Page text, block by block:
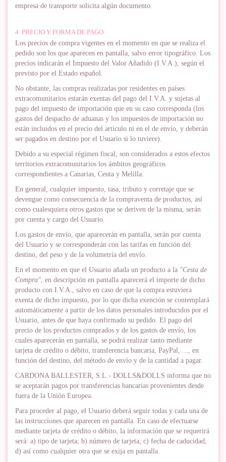
empresa de transporte solicita algún documento.
4. PRECIO Y FORMA DE PAGO.
Los precios de compra vigentes en el momento en que se realiza el
pedido son los que aparecen en pantalla, salvo error tipográfico. Los
precios indicarán el Impuesto del Valor Añadido (I.V.A.), según el
previsto por el Estado español.
No obstante, las compras realizadas por residentes en países
extracomunitarios estarán exentas del pago del I.V.A. y sujetas al
pago del impuesto de importación que en su caso corresponda (los
gastos del despacho de aduanas y los impuestos de importación no
están incluidos en el precio del artículo ni en el de envío, y deberán
ser pagados en destino por el Usuario si lo tuviere).
Debido a su especial régimen fiscal, son considerados a estos efectos
territorios extracomunitarios los ámbitos geográficos
correspondientes a Canarias, Ceuta y Melilla.
En general, cualquier impuesto, tasa, tributo y corretaje que se
devengue como consecuencia de la compraventa de productos, así
como cualesquiera otros gastos que se deriven de la misma, serán
por cuenta y cargo del Usuario.
Los gastos de envío, que aparecerán en pantalla, serán por cuenta
del Usuario y se corresponderán con las tarifas en función del
destino, del peso y de la volumetría del envío.
En el momento en que el Usuario añada un producto a la "Cesta de
Compra", en descripción en pantalla aparecerá el importe de dicho
producto con I.V.A., salvo en caso de que la compra estuviera
exenta de dicho impuesto, por lo que dicha exención se contemplará
automáticamente a partir de los datos personales introducidos por el
Usuario, antes de que haya confirmado su pedido. El pago del
precio de los productos comprados y de los gastos de envío, los
cuales aparecerán en pantalla, se podrá realizar tanto mediante
tarjeta de crédito o débito, transferencia bancaria, PayPal, ..., en
función del destino, del método de envío y de la cantidad a pagar.
CARDONA BALLESTER, S.L.- DOLLS&DOLLS informa que no
se aceptarán pagos por transferencias bancarias provenientes desde
fuera de la Unión Europea.
Para proceder al pago, el Usuario deberá seguir todas y cada una de
las instrucciones que aparecen en pantalla. En caso de efectuarse
mediante tarjeta de crédito o débito, la información que se requerirá
será: a) tipo de tarjeta; b) número de tarjeta; c) fecha de caducidad;
d) así como cualquier otra que se exija en pantalla.